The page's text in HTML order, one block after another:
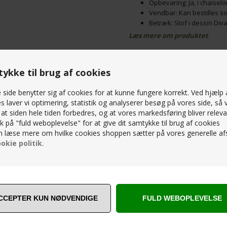
til brug af cookies
side benytter sig af cookies for at kunne fungere korrekt. Ved hjælp
laver vi optimering, statistik og analyserer besøg på vores side, så
at siden hele tiden forbedres, og at vores markedsføring bliver
på "fuld weboplevelse" for at give dit samtykke til brug af cookies
læse mere om hvilke cookies shoppen sætter på vores generelle
politik.
Opbevaring: Ja, i
Vendbar: Kan bestilles
Betræk: Stof i dessin Diva
Design og komfort
Als-
synlige knapper i rygpuden.
bedst til din indretning.
høj liggekomfort, også hvis
sig din ryg og giver optimal støtte.
opbevaringsløsning til
sofadelen, så du hurtigt og
Als Exclusive sovesofa er
Læs mere om produktet
RELATEREDE PRODUKTER
PRIS